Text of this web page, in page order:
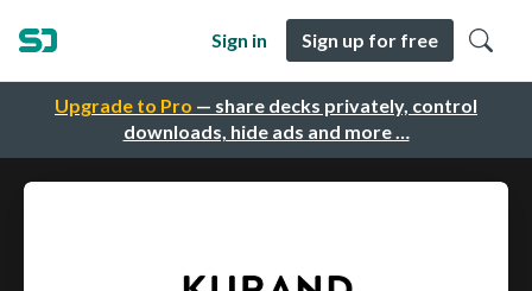
Upgrade to Pro — share decks privately, control
downloads, hide ads and more …
Sign in Sign up for free